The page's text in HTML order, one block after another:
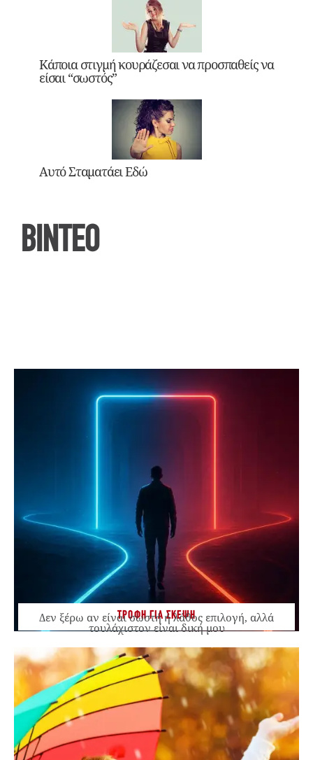
Κάποια στιγμή κουράζεσαι να προσπαθείς να
είσαι “σωστός”
Αυτό Σταματάει Εδώ
ΒΙΝΤΕΟ
ΤΡΟΦΗ ΓΙΑ ΣΚΕΨΗ
Δεν ξέρω αν είναι σωστή ή λάθος επιλογή, αλλά
τουλάχιστον είναι δική μου